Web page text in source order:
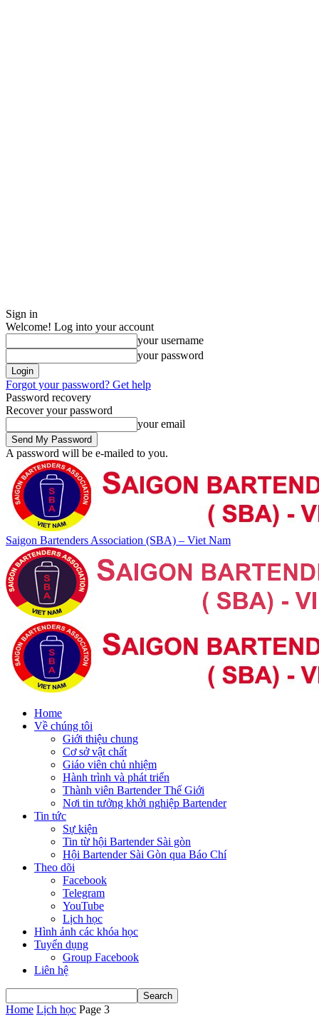
Sign in
Welcome! Log into your account
your username
your password
Forgot your password? Get help
Password recovery
Recover your password
your email
A password will be e-mailed to you.
Saigon Bartenders Association (SBA) – Viet Nam
Home
Về chúng tôi
Giới thiệu chung
Cơ sở vật chất
Giáo viên chủ nhiệm
Hành trình và phát triển
Thành viên Bartender Thế Giới
Nơi tin tưởng khởi nghiệp Bartender
Tin tức
Sự kiện
Tin từ hội Bartender Sài gòn
Hội Bartender Sài Gòn qua Báo Chí
Theo dõi
Facebook
Telegram
YouTube
Lịch học
Hình ảnh các khóa học
Tuyển dụng
Group Facebook
Liên hệ
Home Lịch học Page 3